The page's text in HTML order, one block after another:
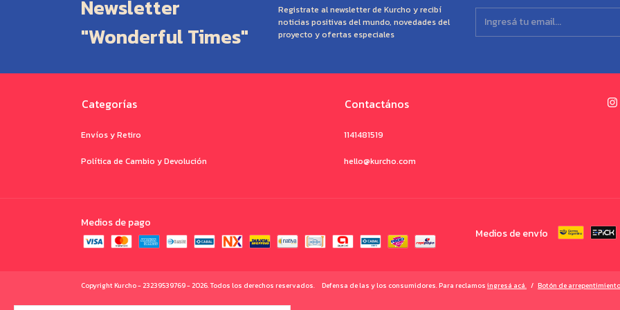
Newsletter
"Wonderful Times"
Registrate al newsletter de Kurcho y recibí
noticias positivas del mundo, novedades del
proyecto y ofertas especiales
Categorías
Envíos y Retiro
Política de Cambio y Devolución
Contactános
1141481519
hello@kurcho.com
Medios de pago
Medios de envío
Copyright Kurcho - 23239539769 - 2026. Todos los derechos reservados. Defensa de las y los consumidores. Para reclamos ingresá acá. / Botón de arrepentimiento